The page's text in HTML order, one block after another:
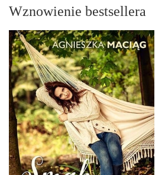
Wznowienie bestsellera